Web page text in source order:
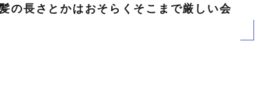
の長さとかはおそらくそこまで厳しい会